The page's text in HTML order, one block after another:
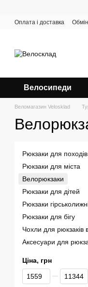
Оплата і доставка
Велосипеди
Веломагазин Velosklad
Рюкзаки для походів
Рюкзаки для міста
Велорюкзаки
Рюкзаки для дітей
Рюкзаки
Рюкзаки для бігу
Чохли для рюкзаків
Аксесуари для
Ціна, грн
Від Ціна, грн
До Ціна, грн